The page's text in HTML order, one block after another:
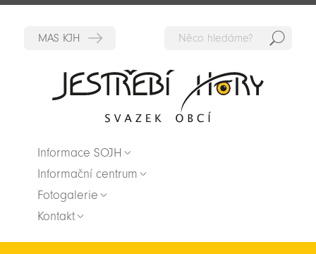
Informace SOJH
Informační centrum
Fotogalerie
Kontakt